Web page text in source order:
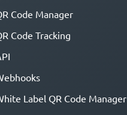
Code Manager
Code Tracking
Label QR Code Manager